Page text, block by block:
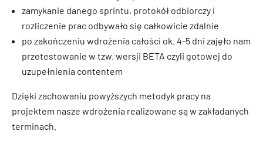
zamykanie danego sprintu, protokół odbiorczy i
rozliczenie prac odbywało się całkowicie zdalnie
po zakończeniu wdrożenia całości ok. 4-5 dni zajęło nam
przetestowanie w tzw. wersji BETA czyli gotowej do
uzupełnienia contentem
Dzięki zachowaniu powyższych metodyk pracy na
projektem nasze wdrożenia realizowane są w zakładanych
terminach.